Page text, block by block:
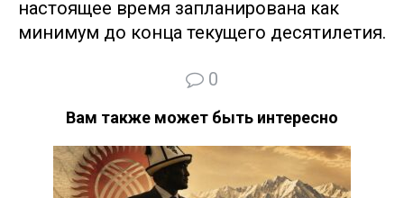
настоящее время запланирована как
минимум до конца текущего десятилетия.
0
Вам также может быть интересно